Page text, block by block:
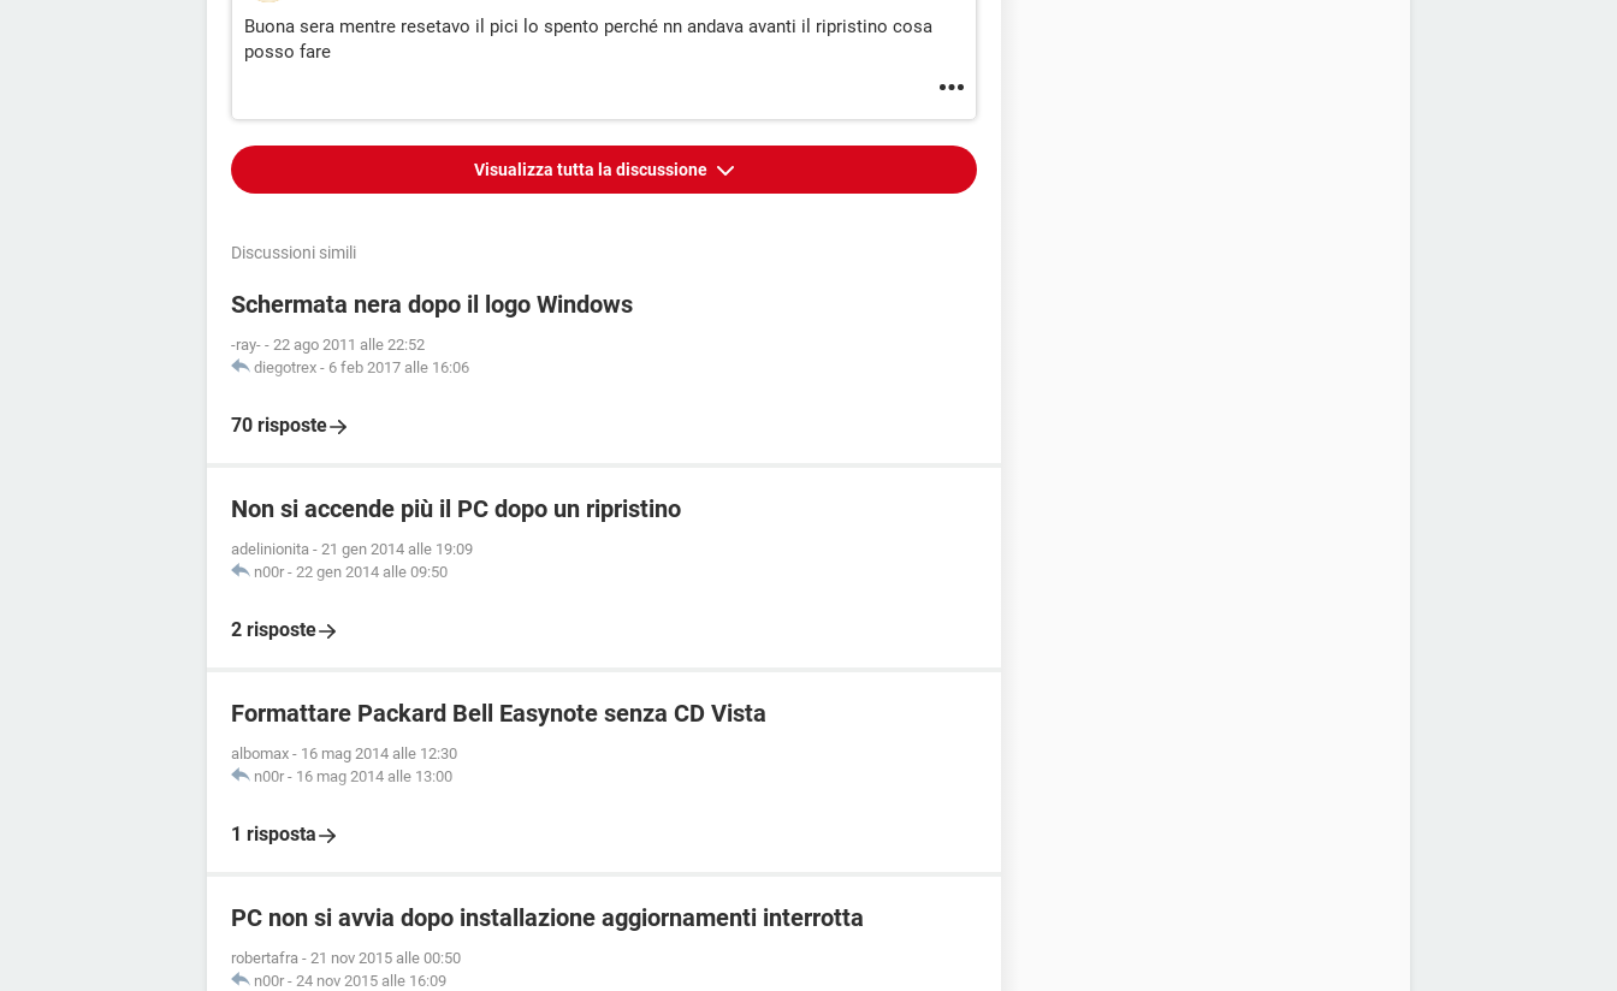
Buona sera mentre resetavo il pici lo spento perché nn andava avanti il ripristino cosa
posso fare
Visualizza tutta la discussione
Discussioni simili
Schermata nera dopo il logo Windows
-ray- - 22 ago 2011 alle 22:52
diegotrex - 6 feb 2017 alle 16:06
70 risposte
Non si accende più il PC dopo un ripristino
adelinionita - 21 gen 2014 alle 19:09
n00r - 22 gen 2014 alle 09:50
2 risposte
Formattare Packard Bell Easynote senza CD Vista
albomax - 16 mag 2014 alle 12:30
n00r - 16 mag 2014 alle 13:00
1 risposta
PC non si avvia dopo installazione aggiornamenti interrotta
robertafra - 21 nov 2015 alle 00:50
n00r - 24 nov 2015 alle 16:09